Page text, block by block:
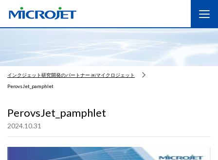
インクジェット研究開発のパートナー ㈱マイクロジェット
PerovsJet_pamphlet
PerovsJet_pamphlet
2024.10.31